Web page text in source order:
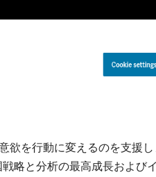
欲を行動に変えるのを支援し
略と分析の最高成長および